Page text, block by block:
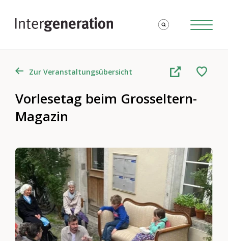
Zur Veranstaltungsübersicht
Vorlesetag beim Grosseltern-
Magazin